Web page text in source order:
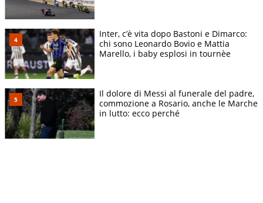
Inter, c’è vita dopo Bastoni e Dimarco:
chi sono Leonardo Bovio e Mattia
Marello, i baby esplosi in tournèe
Il dolore di Messi al funerale del padre,
commozione a Rosario, anche le Marche
in lutto: ecco perché